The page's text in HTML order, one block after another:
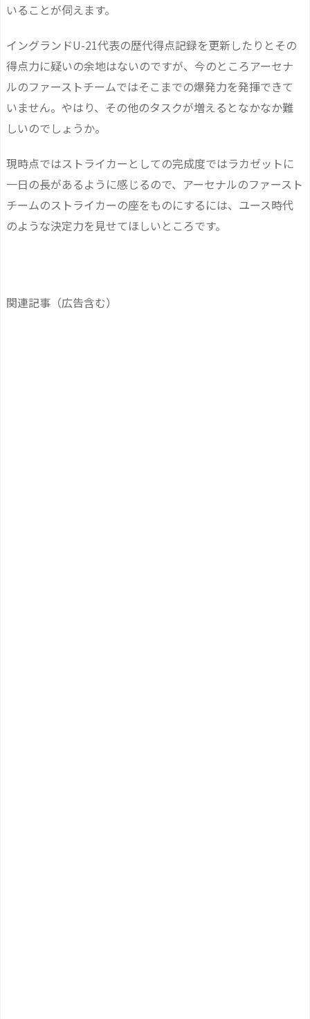
いることが伺えます。
イングランドU-21代表の歴代得点記録を更新したりとその
得点力に疑いの余地はないのですが、今のところアーセナ
ルのファーストチームではそこまでの爆発力を発揮できて
いません。やはり、その他のタスクが増えるとなかなか難
しいのでしょうか。
現時点ではストライカーとしての完成度ではラカゼットに
一日の長があるように感じるので、アーセナルのファースト
チームのストライカーの座をものにするには、ユース時代
のような決定力を見せてほしいところです。
関連記事（広告含む）